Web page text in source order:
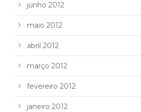
junho 2012
maio 2012
abril 2012
março 2012
fevereiro 2012
janeiro 2012